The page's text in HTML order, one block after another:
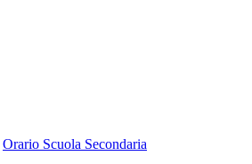
Orario Scuola Secondaria